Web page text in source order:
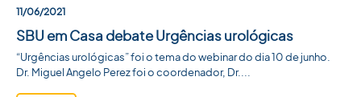
11/06/2021
SBU em Casa debate Urgências urológicas
“Urgências urológicas” foi o tema do webinar do dia 10 de junho.
Dr. Miguel Angelo Perez foi o coordenador, Dr....